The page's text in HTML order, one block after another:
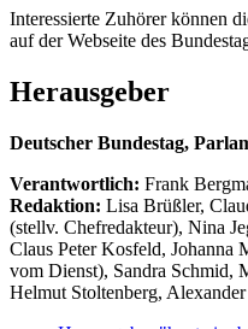
Interessierte Zuhörer können
auf der Webseite des
Herausgeber
Deutscher Bundestag,
Verantwortlich: Frank
Redaktion: Lisa Brüßler,
(stellv. Chefredakteur), Nina
Claus Peter Kosfeld, Johanna
vom Dienst), Sandra Schmid,
Helmut Stoltenberg,